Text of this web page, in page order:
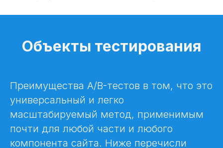
Объекты тестирования
Преимущества A/B-тестов в том, что это
универсальный и легко
масштабируемый метод, применимым
почти для любой части и любого
компонента сайта. Ниже перечисли